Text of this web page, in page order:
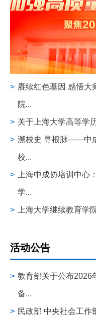
> 赓续红色基因 感悟
院...
> 关于上海大学高等学
> 溯校史 寻根脉——中
校...
> 上海中成协培训中
学...
> 上海大学继续教育学
活动公告
> 教育部关于公布2026
备...
> 民政部 中央社会工作